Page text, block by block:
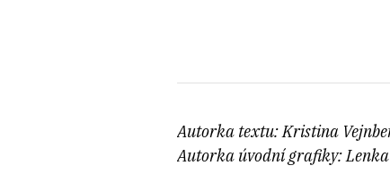
Autorka textu: Kristina
Autorka úvodní grafiky: